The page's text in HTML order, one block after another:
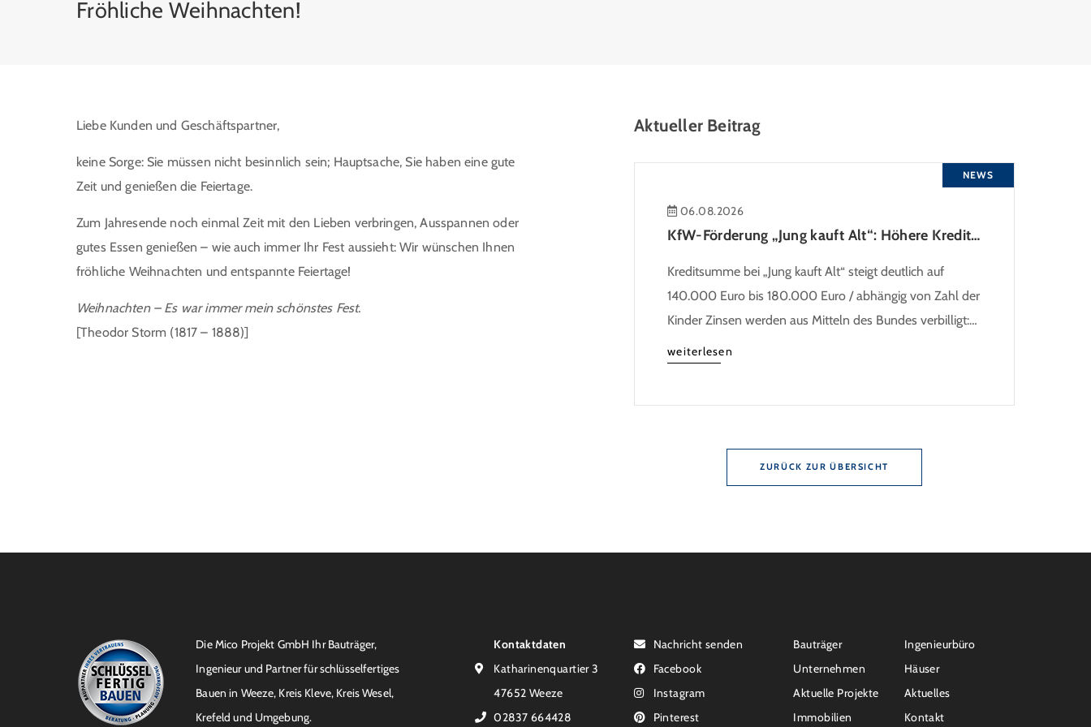
Fröhliche Weihnachten!
Liebe Kunden und Geschäftspartner,
keine Sorge: Sie müssen nicht besinnlich sein; Hauptsache, Sie haben eine gute
Zeit und genießen die Feiertage.
Zum Jahresende noch einmal Zeit mit den Lieben verbringen, Ausspannen oder
gutes Essen genießen – wie auch immer Ihr Fest aussieht: Wir wünschen Ihnen
fröhliche Weihnachten und entspannte Feiertage!
Weihnachten – Es war immer mein schönstes Fest.
[Theodor Storm (1817 – 1888)]
Aktueller Beitrag
NEWS
06.08.2026
KfW-Förderung „Jung kauft Alt“: Höhere Kredite ab August 2026
Kreditsumme bei „Jung kauft Alt“ steigt deutlich auf
140.000 Euro bis 180.000 Euro / abhängig von Zahl der
Kinder Zinsen werden aus Mitteln des Bundes verbilligt:
Heutiger Zins bei 0,53 Prozent effektiv bei 35 Jahren
Laufzeit und 10 Jahren Zinsbindung Antragstellende
weiterlesen
ZURÜCK ZUR ÜBERSICHT
Die Mico Projekt GmbH Ihr Bauträger,
Ingenieur und Partner für schlüsselfertiges
Bauen in Weeze, Kreis Kleve, Kreis Wesel,
Krefeld und Umgebung.
Kontaktdaten
Katharinenquartier 3
47652 Weeze
02837 664428
Nachricht senden
Facebook
Instagram
Pinterest
Bauträger
Ingenieurbüro
Unternehmen
Häuser
Aktuelle Projekte
Aktuelles
Immobilien
Kontakt